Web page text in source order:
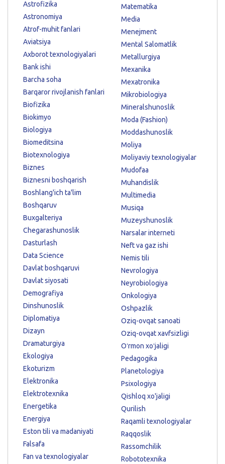
Astrofizika
Astronomiya
Atrof-muhit fanlari
Aviatsiya
Axborot texnologiyalari
Bank ishi
Barcha soha
Barqaror rivojlanish fanlari
Biofizika
Biokimyo
Biologiya
Biomeditsina
Biotexnologiya
Biznes
Biznesni boshqarish
Boshlang'ich ta'lim
Boshqaruv
Buxgalteriya
Chegarashunoslik
Dasturlash
Data Science
Davlat boshqaruvi
Davlat siyosati
Demografiya
Dinshunoslik
Diplomatiya
Dizayn
Dramaturgiya
Ekologiya
Ekoturizm
Elektronika
Elektrotexnika
Energetika
Energiya
Eston tili va madaniyati
Falsafa
Fan va texnologiyalar
Matematika
Media
Menejment
Mental Salomatlik
Metallurgiya
Mexanika
Mexatronika
Mikrobiologiya
Mineralshunoslik
Moda (Fashion)
Moddashunoslik
Moliya
Moliyaviy texnologiyalar
Mudofaa
Muhandislik
Multimedia
Musiqa
Muzeyshunoslik
Narsalar interneti
Neft va gaz ishi
Nemis tili
Nevrologiya
Neyrobiologiya
Onkologiya
Oshpazlik
Oziq-ovqat sanoati
Oziq-ovqat xavfsizligi
Oʻrmon xoʻjaligi
Pedagogika
Planetologiya
Psixologiya
Qishloq xo'jaligi
Qurilish
Raqamli texnologiyalar
Raqqoslik
Rassomchilik
Robototexnika